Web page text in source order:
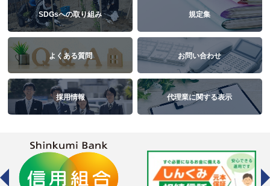
SDGsへの取り組み 規定集
よくある質問 お問い合わせ
採用情報 代理業に関する表示